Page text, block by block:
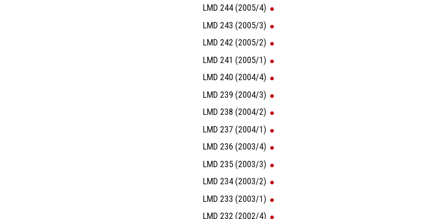
LMD 244 (2005/4)
LMD 243 (2005/3)
LMD 242 (2005/2)
LMD 241 (2005/1)
LMD 240 (2004/4)
LMD 239 (2004/3)
LMD 238 (2004/2)
LMD 237 (2004/1)
LMD 236 (2003/4)
LMD 235 (2003/3)
LMD 234 (2003/2)
LMD 233 (2003/1)
LMD 232 (2002/4)